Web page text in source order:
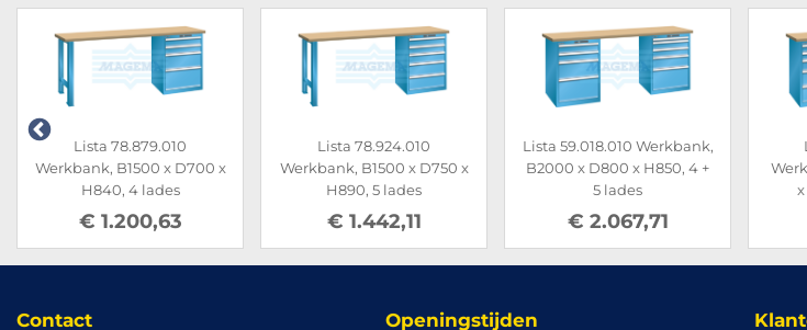
Lista 78.879.010
Werkbank, B1500 x D700 x
H840, 4 lades
€ 1.200,63
Lista 78.924.010
Werkbank, B1500 x D750 x
H890, 5 lades
€ 1.442,11
Lista 59.018.010 Werkbank,
B2000 x D800 x H850, 4 +
5 lades
€ 2.067,71
Contact Openingstijden